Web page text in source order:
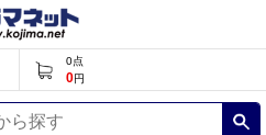
0点
0円